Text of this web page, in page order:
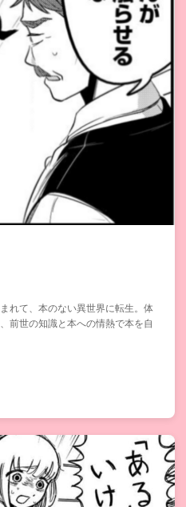
れて、本のない異世界に転生。体
前世の知識と本への情熱で本を自